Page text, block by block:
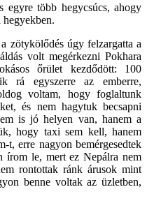
több hegycsúcs, ahogy
hegyekben.
zötykölődés úgy felzargatta a
volt megérkezni Pokhara
őrület kezdődött: 100
rá egyszerre az emberre,
voltam, hogy foglaltunk
és nem hagytuk becsapni
is jó helyen van, hanem a
hogy taxi sem kell, hanem
erre nagyon bemérgesedtek
írom le, mert ez Nepálra nem
rontottak ránk árusok mint
benne voltak az üzletben,